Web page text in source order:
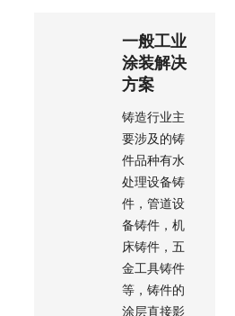
一般工业
涂装解决
方案
铸造行业主
要涉及的铸
件品种有水
处理设备铸
件，管道设
备铸件，机
床铸件，五
金工具铸件
等，铸件的
涂层直接影